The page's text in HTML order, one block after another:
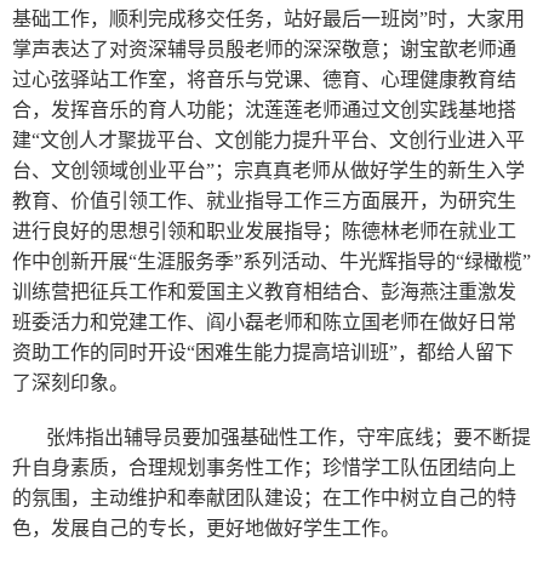
基础工作，顺利完成移交任务，站好最后一班岗”时，大家用
掌声表达了对资深辅导员殷老师的深深敬意；谢宝歆老师通
过心弦驿站工作室，将音乐与党课、德育、心理健康教育结
合，发挥音乐的育人功能；沈莲莲老师通过文创实践基地搭
建“文创人才聚拢平台、文创能力提升平台、文创行业进入平
台、文创领域创业平台”；宗真真老师从做好学生的新生入学
教育、价值引领工作、就业指导工作三方面展开，为研究生
进行良好的思想引领和职业发展指导；陈德林老师在就业工
作中创新开展“生涯服务季”系列活动、牛光辉指导的“绿橄榄”
训练营把征兵工作和爱国主义教育相结合、彭海燕注重激发
班委活力和党建工作、阎小磊老师和陈立国老师在做好日常
资助工作的同时开设“困难生能力提高培训班”，都给人留下
了深刻印象。
张炜指出辅导员要加强基础性工作，守牢底线；要不断提
升自身素质，合理规划事务性工作；珍惜学工队伍团结向上
的氛围，主动维护和奉献团队建设；在工作中树立自己的特
色，发展自己的专长，更好地做好学生工作。